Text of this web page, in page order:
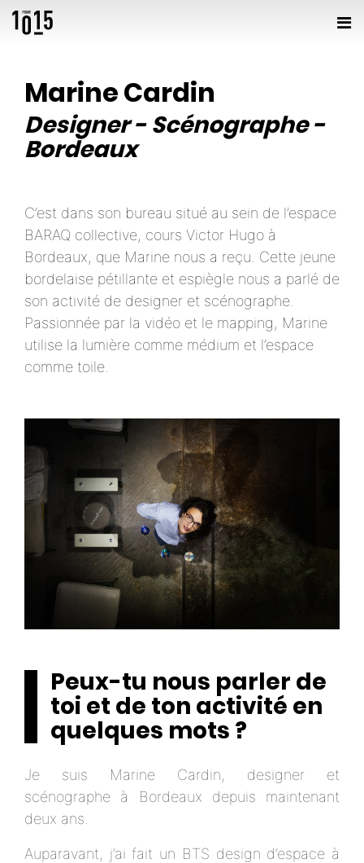
Marine Cardin
Designer-Scénographe-
Bordeaux
C’est dans son bureau situé au sein de l’espace
BARAQ collective, cours Victor Hugo à
Bordeaux, que Marine nous a reçu. Cette jeune
bordelaise pétillante et espiègle nous a parlé de
son activité de designer et scénographe.
Passionnée par la vidéo et le mapping, Marine
utilise la lumière comme médium et l’espace
comme toile.
Peux-tu nous parler de
toi et de ton activité en
quelques mots ?
Je suis Marine Cardin, designer et
scénographe à Bordeaux depuis maintenant
deux ans.
Auparavant, j’ai fait un BTS design d’espace à